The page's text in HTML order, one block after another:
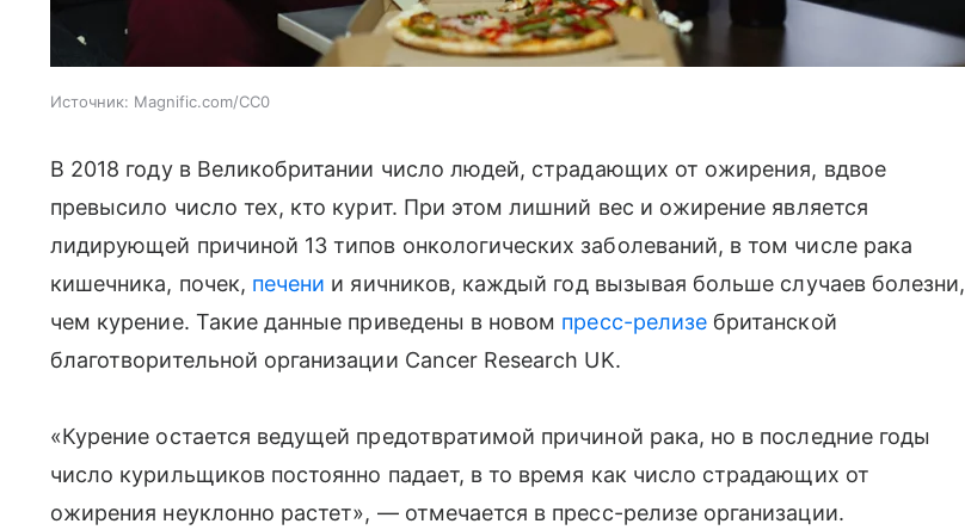
Источник: Magnific.com/CC0
В 2018 году в Великобритании число людей, страдающих от ожирения, вдвое
превысило число тех, кто курит. При этом лишний вес и ожирение является
лидирующей причиной 13 типов онкологических заболеваний, в том числе рака
кишечника, почек, печени и яичников, каждый год вызывая больше случаев болезни,
чем курение. Такие данные приведены в новом пресс-релизе британской
благотворительной организации Cancer Research UK.
«Курение остается ведущей предотвратимой причиной рака, но в последние годы
число курильщиков постоянно падает, в то время как число страдающих от
ожирения неуклонно растет», — отмечается в пресс-релизе организации.